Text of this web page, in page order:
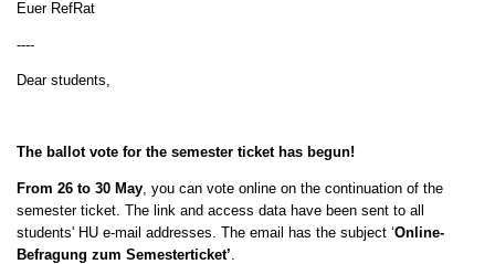
Euer RefRat
----
Dear students,
The ballot vote for the semester ticket has begun!
From 26 to 30 May , you can vote online on the continuation of the
semester ticket. The link and access data have been sent to all
students' HU e-mail addresses. The email has the subject ‘Online-
Befragung zum Semesterticket’